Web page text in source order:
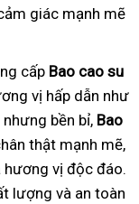
giác mạnh mẽ
cấp Bao cao su
vị hấp dẫn như
bền bỉ, Bao
thật mạnh mẽ,
hương vị độc đáo.
lượng và an toàn